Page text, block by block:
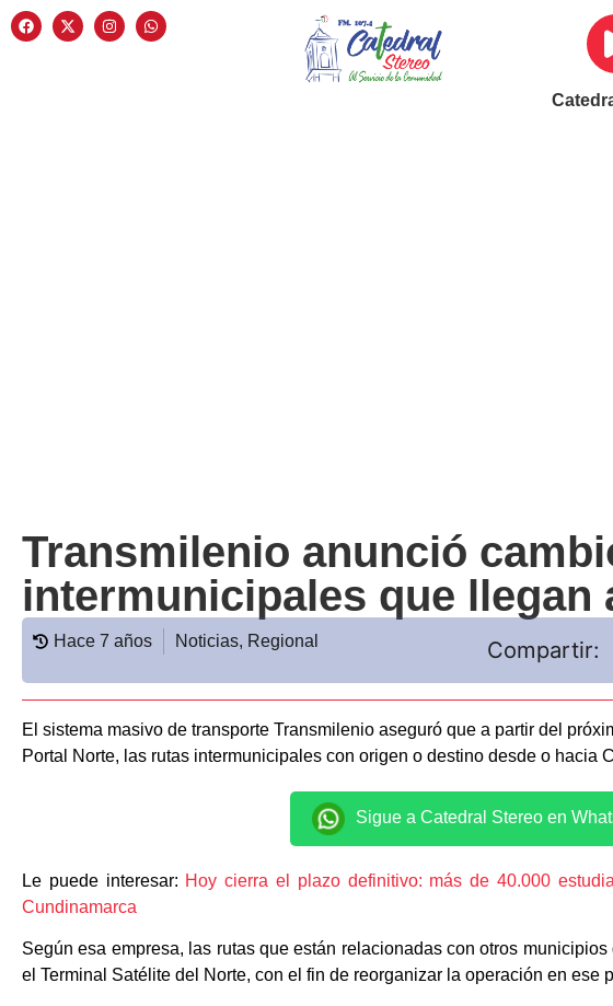
Transmilenio anunció
intermunicipales que llegan
Hace 7 años Noticias, Regional Compartir:
El sistema masivo de transporte Transmilenio aseguró que a partir del
Portal Norte, las rutas intermunicipales con origen o destino desde o hacia
Sigue a Catedral Stereo en
Le puede interesar: Hoy cierra el plazo definitivo: más de 40.000
Cundinamarca
Según esa empresa, las rutas que están relacionadas con otros
el Terminal Satélite del Norte, con el fin de reorganizar la operación en ese